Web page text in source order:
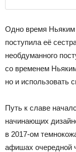
Одно время Ньяким
поступила её
необдуманного
со временем
но и использовать
Путь к славе
начинающих
в 2017-ом
афишах очередной